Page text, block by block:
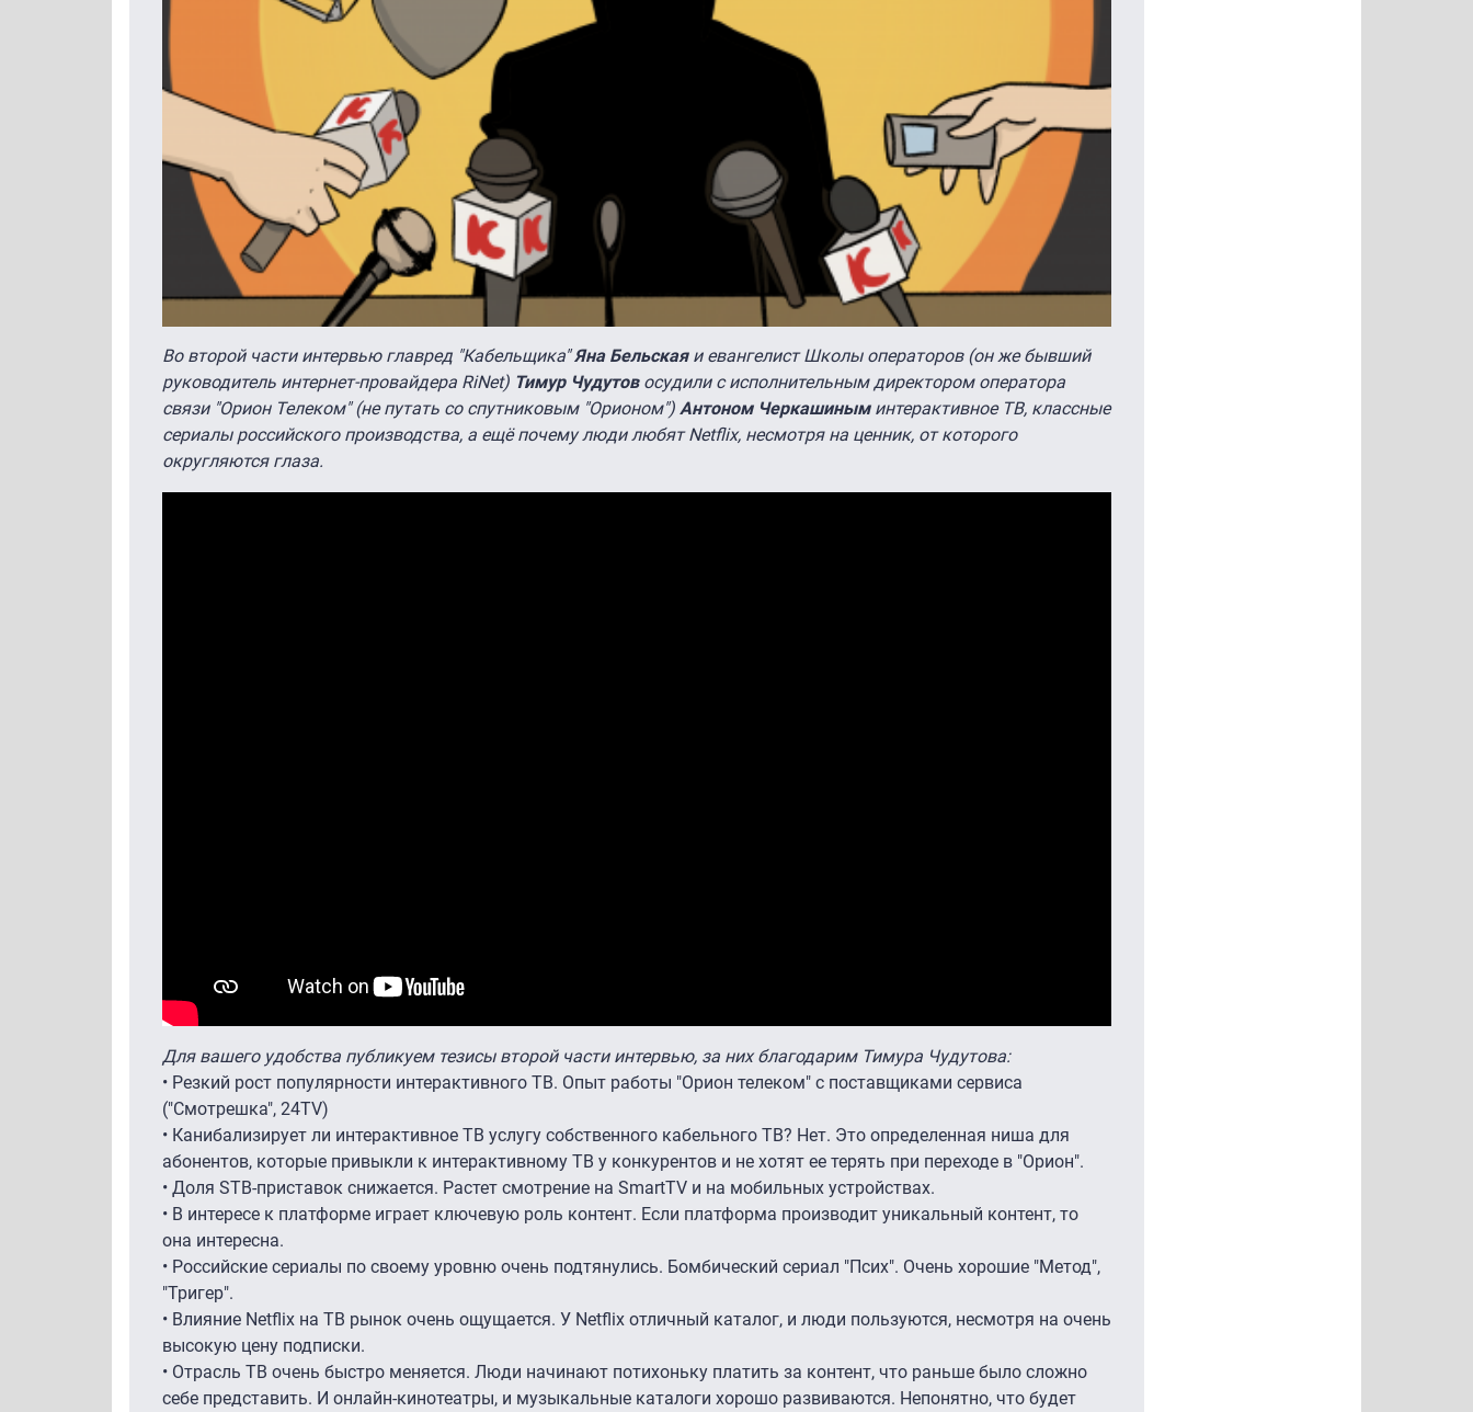
Во второй части интервью главред "Кабельщика"Яна Бельскаяи евангелист Школы операторов (он же бывший
руководитель интернет-провайдера RiNet) Тимур Чудутов осудили с исполнительным директором оператора
связи "Орион Телеком" (не путать со спутниковым "Орионом") Антоном Черкашиным интерактивное ТВ, классные
сериалы российского производства, а ещё почему люди любят Netflix, несмотря на ценник, от которого
округляются глаза.
Для вашего удобства публикуем тезисы второй части интервью, за них благодарим Тимура Чудутова:
• Резкий рост популярности интерактивного ТВ. Опыт работы "Орион телеком" с поставщиками сервиса
("Смотрешка", 24TV)
• Канибализирует ли интерактивное ТВ услугу собственного кабельного ТВ? Нет. Это определенная ниша для
абонентов, которые привыкли к интерактивному ТВ у конкурентов и не хотят ее терять при переходе в "Орион".
• Доля STB-приставок снижается. Растет смотрение на SmartTV и на мобильных устройствах.
• В интересе к платформе играет ключевую роль контент. Если платформа производит уникальный контент, то
она интересна.
• Российские сериалы по своему уровню очень подтянулись. Бомбический сериал "Псих". Очень хорошие "Метод",
"Тригер".
• Влияние Netflix на ТВ рынок очень ощущается. У Netflix отличный каталог, и люди пользуются, несмотря на очень
высокую цену подписки.
• Отрасль ТВ очень быстро меняется. Люди начинают потихоньку платить за контент, что раньше было сложно
себе представить. И онлайн-кинотеатры, и музыкальные каталоги хорошо развиваются. Непонятно, что будет